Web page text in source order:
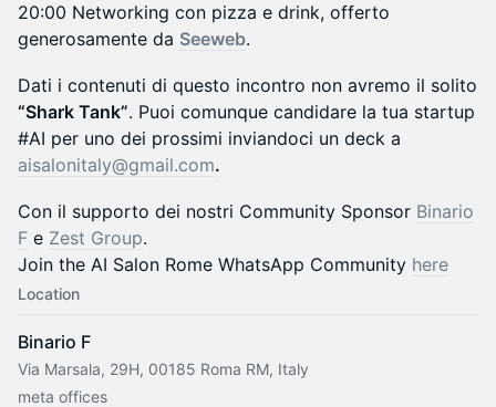
20:00 Networking con pizza e drink, offerto
generosamente da Seeweb.
Dati i contenuti di questo incontro non avremo il solito
“Shark Tank”. Puoi comunque candidare la tua startup
#AI per uno dei prossimi inviandoci un deck a
aisalonitaly@gmail.com.
​Con il supporto dei nostri Community Sponsor Binario
F e Zest Group.
Join the AI Salon Rome WhatsApp Community here
Location
Binario F
Via Marsala, 29H, 00185 Roma RM, Italy
meta offices